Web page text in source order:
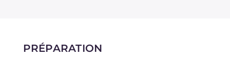
PRÉPARATION